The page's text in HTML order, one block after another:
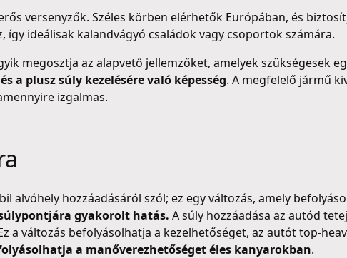
versenyzők. Széles körben elérhetők Európában, és
ideálisak kalandvágyó családok vagy csoportok számára.
megosztja az alapvető jellemzőket, amelyek szükségesek
a plusz súly kezelésére való képesség. A megfelelő jármű
izgalmas.
alvóhely hozzáadásáról szól; ez egy változás, amely
gyakorolt hatás. A súly hozzáadása az autód
a változás befolyásolhatja a kezelhetőséget, az autót top-
a manőverezhetőséget éles kanyarokban.